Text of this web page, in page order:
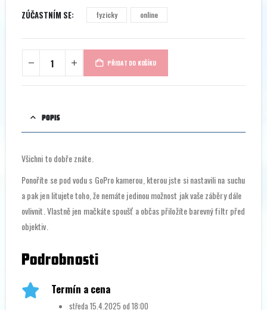
ZÚČASTNÍM SE fyzicky online
PŘIDAT DO KOŠÍKU
POPIS
Všichni to dobře znáte.
Ponoříte se pod vodu s GoPro kamerou, kterou jste si nastavili na suchu
a pak jen litujete toho, že nemáte jedinou možnost jak vaše záběry dále
ovlivnit. Vlastně jen mačkáte spoušť a občas přiložíte barevný filtr před
objektiv.
Podrobnosti
Termín a cena
středa 15.4.2025 od 18:00